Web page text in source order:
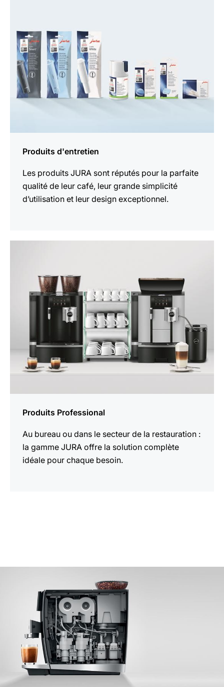
Produits d'entretien
Les produits JURA sont réputés pour la parfaite
qualité de leur café, leur grande simplicité
d’utilisation et leur design exceptionnel.
Produits Professional
Au bureau ou dans le secteur de la restauration :
la gamme JURA offre la solution complète
idéale pour chaque besoin.